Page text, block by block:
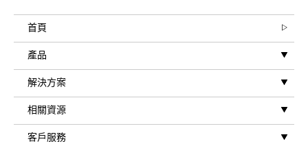
首頁
產品
解決方案
相關資源
客戶服務